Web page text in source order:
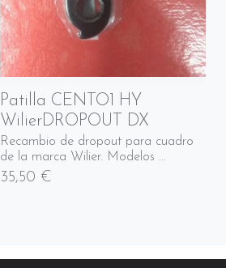
Patilla CENTO1 HY
WilierDROPOUT DX
Recambio de dropout para cuadro
de la marca Wilier. Modelos ...
35,50 €